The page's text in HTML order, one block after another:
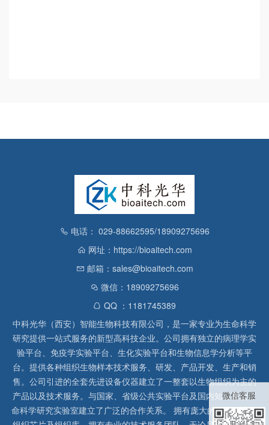
电话： 029-88662595/18909275696
网址：https://bioaitech.com
邮箱：sales@bioaitech.com
微信：18909275696
QQ ：1181745389
中科光华（西安）智能生物科技有限公司，是一家专业为生命科学
研究提供一站式服务的新型高科技企业。公司拥有独立的病理学实
验平台、免疫学实验平台、生化实验平台和生物信息学分析等平
台。提供各种组织生物样本技术服务、研发、产品开发、生产和销
售。公司引进的全套先进设备仪器建立了一整套以生物组织为主的
产品以及技术服务。与国家、省级公共实验平台及国内知名高校生
命科学研究实验室建立了广泛的合作关系。 拥有庞大的石蜡、冰冻
微信客服